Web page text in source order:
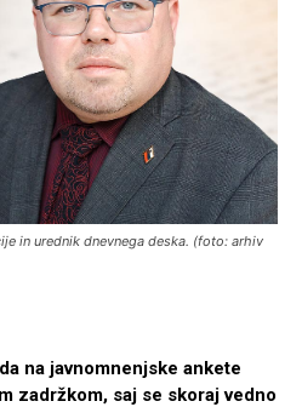
in urednik dnevnega deska. (foto: arhiv
na javnomnenjske ankete
zadržkom, saj se skoraj vedno